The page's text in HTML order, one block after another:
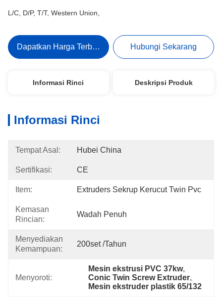
L/C, D/P, T/T, Western Union,
Dapatkan Harga Terbaik Hubungi Sekarang
Informasi Rinci Deskripsi Produk
Informasi Rinci
Tempat Asal: Hubei China
Sertifikasi: CE
Item: Extruders Sekrup Kerucut Twin Pvc
Kemasan
Rincian:
Wadah Penuh
Menyediakan
Kemampuan:
200set /tahun
Menyoroti:
Mesin ekstrusi PVC 37kw,
Conic Twin Screw Extruder,
Mesin ekstruder plastik 65/132